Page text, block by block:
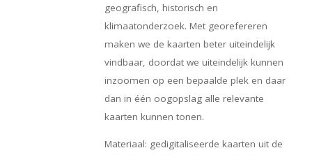
geografisch, historisch en
klimaatonderzoek. Met georefereren
maken we de kaarten beter uiteindelijk
vindbaar, doordat we uiteindelijk kunnen
inzoomen op een bepaalde plek en daar
dan in één oogopslag alle relevante
kaarten kunnen tonen.
Materiaal: gedigitaliseerde kaarten uit de